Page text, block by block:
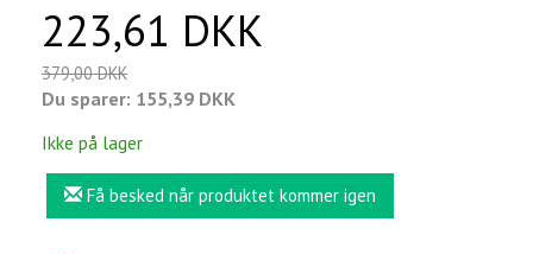
223,61 DKK
379,00 DKK
Du sparer: 155,39 DKK
Ikke på lager
Få besked når produktet kommer igen